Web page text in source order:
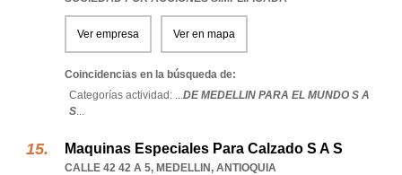
Ver empresa Ver en mapa
Coincidencias en la búsqueda de:
Categorías actividad: ...DE MEDELLIN PARA EL MUNDO S A
S...
Maquinas Especiales Para Calzado S A S
CALLE 42 42 A 5, MEDELLIN, ANTIOQUIA